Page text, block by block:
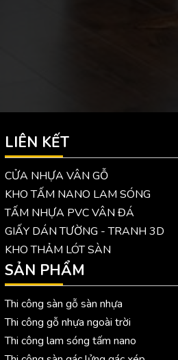
LIÊN KẾT
CỬA NHỰA VÂN GỖ
KHO TẤM NANO LAM SÓNG
TẤM NHỰA PVC VÂN ĐÁ
GIẤY DÁN TƯỜNG - TRANH 3D
KHO THẢM LÓT SÀN
SẢN PHẨM
Thi công sàn gỗ sàn nhựa
Thi công gỗ nhựa ngoài trời
Thi công lam sóng tấm nano